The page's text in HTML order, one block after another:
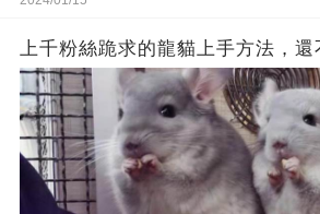
上千粉絲跪求的龍貓上手方法，還